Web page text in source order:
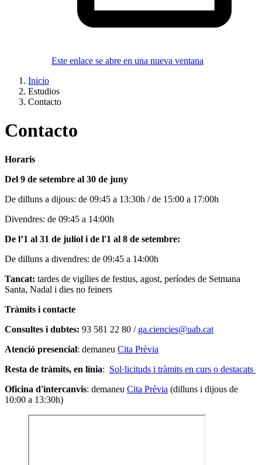
Este enlace se abre en una nueva ventana
Inicio
Estudios
Contacto
Contacto
Horaris
Del 9 de setembre al 30 de juny
De dilluns a dijous: de 09:45 a 13:30h / de 15:00 a 17:00h
Divendres: de 09:45 a 14:00h
De l’1 al 31 de juliol i de l'1 al 8 de setembre:
De dilluns a divendres: de 09:45 a 14:00h
Tancat: tardes de vigílies de festius, agost, períodes de Setmana
Santa, Nadal i dies no feiners
Tràmits i contacte
Consultes i dubtes: 93 581 22 80 / ga.ciencies@uab.cat
Atenció presencial: demaneu Cita Prèvia
Resta de tràmits, en línia: Sol·licituds i tràmits en curs o destacats
Oficina d'intercanvis: demaneu Cita Prèvia (dilluns i dijous de
10:00 a 13:30h)